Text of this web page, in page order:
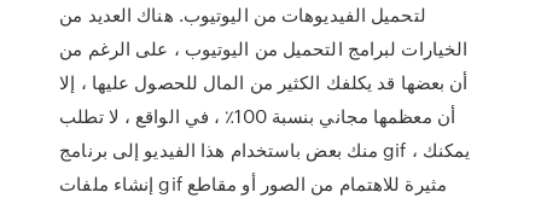
لتحميل الفيديوهات من اليوتيوب. هناك العديد من
الخيارات لبرامج التحميل من اليوتيوب ، على الرغم من
أن بعضها قد يكلفك الكثير من المال للحصول عليها ، إلا
أن معظمها مجاني بنسبة 100٪ ، في الواقع ، لا تطلب
منك بعض باستخدام هذا الفيديو إلى برنامج gif ، يمكنك
إنشاء ملفات gif مثيرة للاهتمام من الصور أو مقاطع